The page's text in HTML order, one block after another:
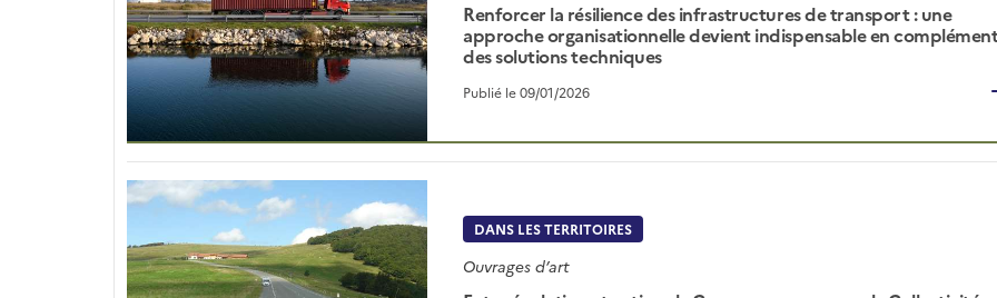
Renforcer la résilience des infrastructures de transport : une
approche organisationnelle devient indispensable en
des solutions techniques
Publié le 09/01/2026
DANS LES TERRITOIRES
Ouvrages d’art